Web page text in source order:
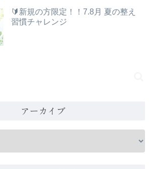
🔰新規の方限定！！7.8月 夏の整え
習慣チャレンジ
アーカイブ